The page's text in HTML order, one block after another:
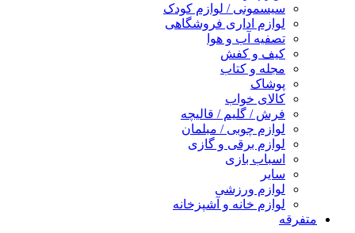
سیسمونی / لوازم کودک
لوازم اداری فروشگاهی
تصفیه آب و هوا
کیف و کفش
مجله و کتاب
پوشاک
کالای خواب
فرش / گلیم / قالیچه
لوازم چوبی / مبلمان
لوازم برقی و گازی
اسباب بازی
سایر
لوازم ورزشی
لوازم خانه و آشپزخانه
متفرقه